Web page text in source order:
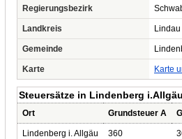
Regierungsbezirk
Landkreis
Gemeinde
Karte Karte
Steuersätze in Lindenberg
Ort Grundsteuer A
Lindenberg i. Allgäu 360